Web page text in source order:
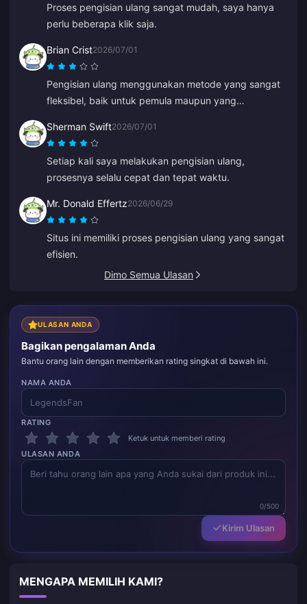
Proses pengisian ulang sangat mudah, saya hanya
perlu beberapa klik saja.
Brian Crist2026/07/01
Pengisian ulang menggunakan metode yang sangat
fleksibel, baik untuk pemula maupun yang
Sherman Swift2026/07/01
Setiap kali saya melakukan pengisian ulang,
prosesnya selalu cepat dan tepat waktu.
Mr. Donald Effertz2026/06/29
Situs ini memiliki proses pengisian ulang yang sangat
efisien.
Dimo Semua Ulasan
ULASAN ANDA
Bagikan pengalaman Anda
Bantu orang lain dengan memberikan rating singkat di bawah ini.
NAMA ANDA
RATING
Ketuk untuk memberi rating
ULASAN ANDA
0/500
Kirim Ulasan
MENGAPA MEMILIH KAMI?